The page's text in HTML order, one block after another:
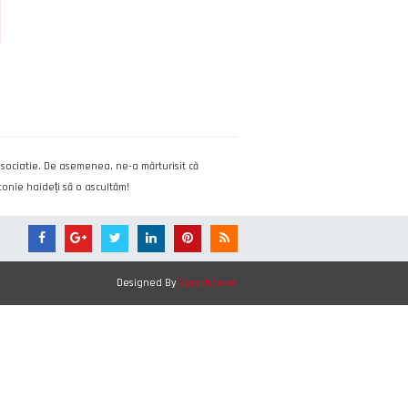
De asemenea, ne-a mărturisit că
haideți să o ascultăm!
Designed By Zymphonies